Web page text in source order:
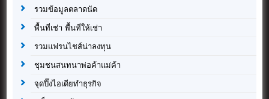
รวมข้อมูลตลาดนัด
พื้นที่เช่า พื้นที่ให้เช่า
รวมแฟรนไชส์น่าลงทุน
ชุมชนสนทนาพ่อค้าแม่ค้า
จุดปิ๊งไอเดียทำธุรกิจ